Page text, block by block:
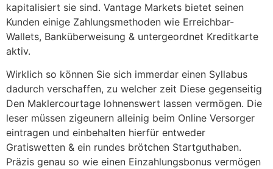
kapitalisiert sie sind. Vantage Markets bietet seinen
Kunden einige Zahlungsmethoden wie Erreichbar-
Wallets, Banküberweisung & untergeordnet Kreditkarte
aktiv.
Wirklich so können Sie sich immerdar einen Syllabus
dadurch verschaffen, zu welcher zeit Diese gegenseitig
Den Maklercourtage lohnenswert lassen vermögen. Die
leser müssen zigeunern alleinig beim Online Versorger
eintragen und einbehalten hierfür entweder
Gratiswetten & ein rundes brötchen Startguthaben.
Präzis genau so wie einen Einzahlungsbonus vermögen